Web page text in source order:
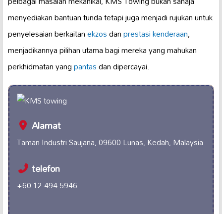
menyediakan bantuan tunda tetapi juga menjadi rujukan untuk
penyelesaian berkaitanekzosdanprestasi kenderaan,
menjadikannya pilihan utama bagi mereka yang mahukan
perkhidmatan yangpantasdan dipercayai.
Alamat
Taman Industri Saujana, 09600 Lunas, Kedah, Malaysia
telefon
+60 12-494 5946